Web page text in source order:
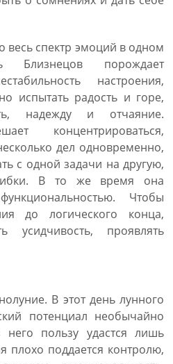
весь спектр эмоций в одном
Близнецов порождает
настроения,
испытать радость и горе,
надежду и отчаяние.
концентрироваться,
дел одновременно,
с одной задачи на другую,
В то же время она
Чтобы
до логического конца,
усидчивость, проявлять
В этот день лунного
потенциал необычайно
пользу удастся лишь
плохо поддается контролю,